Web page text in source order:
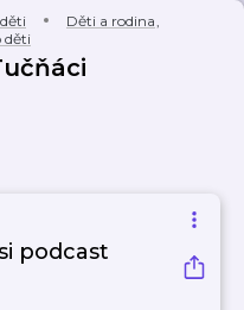
Děti a rodina,
děti
podcast